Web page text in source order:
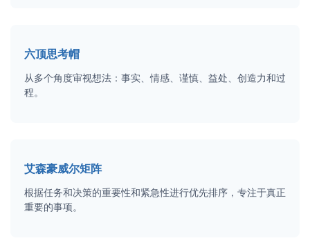
六顶思考帽
从多个角度审视想法：事实、情感、谨慎、益处、创造力和过
程。
艾森豪威尔矩阵
根据任务和决策的重要性和紧急性进行优先排序，专注于真正
重要的事项。